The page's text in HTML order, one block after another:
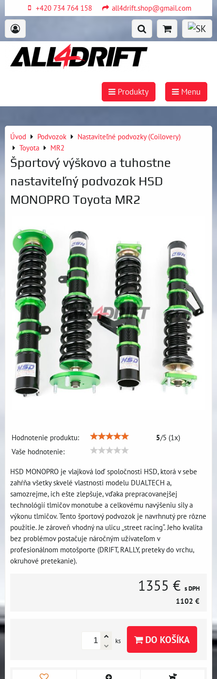
+420 734 764 158 all4drift.shop@gmail.com
Produkty Menu
Úvod Podvozok
Nastaviteľné podvozky (Coilovery)
Toyota
MR2
Športový výškovo a tuhostne
nastaviteľný podvozok HSD
MONOPRO Toyota MR2
Hodnotenie produktu: 5/5 (1x)
Vaše hodnotenie:
HSD MONOPRO je vlajková loď spoločnosti HSD, ktorá v sebe
zahŕňa všetky skvelé vlastnosti modelu DUALTECH a,
samozrejme, ich ešte zlepšuje, vďaka prepracovanejšej
technológií tlmičov monotube a celkovému navýšeniu sily a
výkonu tlmičov. Tento športový podvozok je navrhnutý pre rôzne
použitie. Je zároveň vhodný na ulicu „street racing“. Jeho kvalita
bez problémov postačuje náročným užívateľom v
profesionálnom motošporte (DRIFT, RALLY, preteky do vrchu,
okruhové pretekanie).
1355 € s DPH
1102 €
ks DO KOŠÍKA